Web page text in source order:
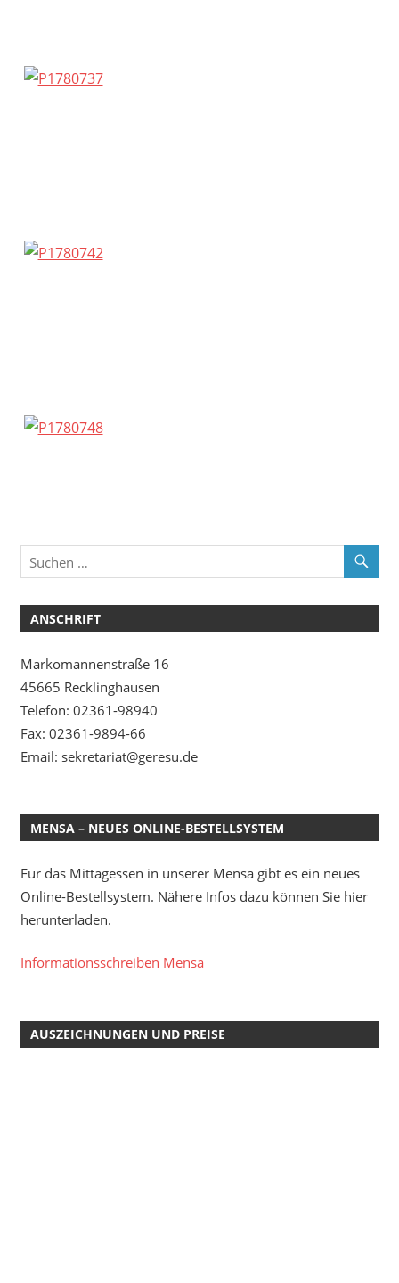
ANSCHRIFT
Markomannenstraße 16
45665 Recklinghausen
Telefon: 02361-98940
Fax: 02361-9894-66
Email: sekretariat@geresu.de
MENSA – NEUES ONLINE-BESTELLSYSTEM
Für das Mittagessen in unserer Mensa gibt es ein neues
Online-Bestellsystem. Nähere Infos dazu können Sie hier
herunterladen.
Informationsschreiben Mensa
AUSZEICHNUNGEN UND PREISE